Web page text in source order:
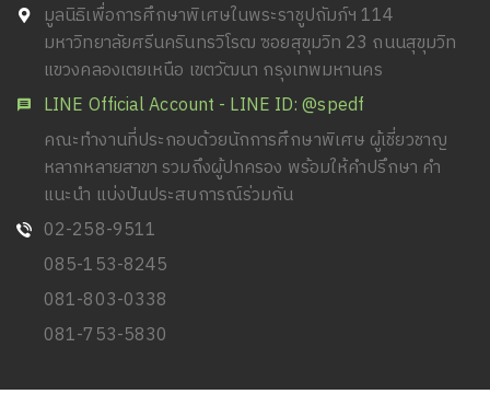
มูลนิธิเพื่อการศึกษาพิเศษในพระราชูปถัมภ์ฯ 114
มหาวิทยาลัยศรีนครินทรวิโรฒ ซอยสุขุมวิท 23 ถนนสุขุมวิท
แขวงคลองเตยเหนือ เขตวัฒนา กรุงเทพมหานคร
LINE Official Account - LINE ID: @spedf
คณะทำงานที่ประกอบด้วยนักการศึกษาพิเศษ ผู้เชี่ยวชาญ
หลากหลายสาขา รวมถึงผู้ปกครอง พร้อมให้คำปรึกษา คำ
แนะนำ แบ่งปันประสบการณ์ร่วมกัน
02-258-9511
085-153-8245
081-803-0338
081-753-5830